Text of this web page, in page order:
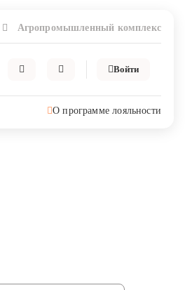
Агропромышленный комплекс
Войти
О программе лояльности